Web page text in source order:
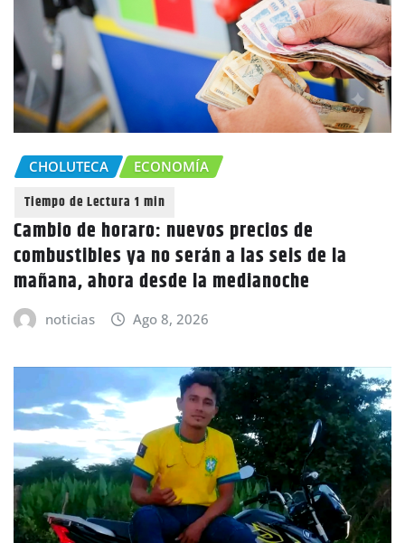
CHOLUTECA ECONOMÍA
Cambio de horaro: nuevos precios de
combustibles ya no serán a las seis de la
mañana, ahora desde la medianoche
noticias Ago 8, 2026